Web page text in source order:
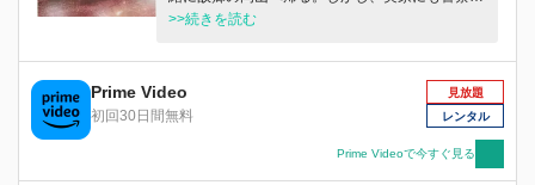
手が回っていることを知った彼女は、アングラ劇
続け…。
>>続きを読む
Prime Video
初回30日間無料
見放題
レンタル
Prime Videoで今すぐ見る